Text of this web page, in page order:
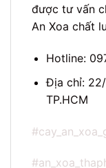
được tư vấn
An Xoa chất
Hotline:
Địa chỉ:
TP.HCM